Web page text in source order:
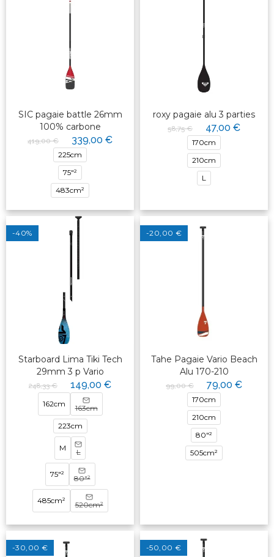
SIC pagaie battle 26mm
100% carbone
419,00 € 339,00 €
225cm
75"²
483cm²
roxy pagaie alu 3 parties
58,75 € 47,00 €
170cm
210cm
L
-40%
Starboard Lima Tiki Tech
29mm 3 p Vario
248,33 € 149,00 €
162cm
163cm
223cm
M L
75"² 80"²
485cm² 520cm²
-20,00 €
Tahe Pagaie Vario Beach
Alu 170-210
99,00 € 79,00 €
170cm
210cm
80"²
505cm²
-30,00 € -50,00 €